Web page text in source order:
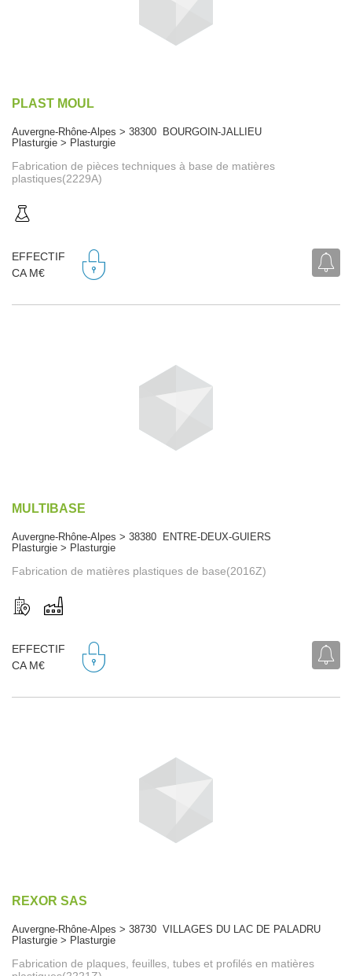
PLAST MOUL
Auvergne-Rhône-Alpes > 38300 BOURGOIN-JALLIEU
Plasturgie > Plasturgie
Fabrication de pièces techniques à base de matières
plastiques(2229A)
EFFECTIF
CA M€
MULTIBASE
Auvergne-Rhône-Alpes > 38380 ENTRE-DEUX-GUIERS
Plasturgie > Plasturgie
Fabrication de matières plastiques de base(2016Z)
EFFECTIF
CA M€
REXOR SAS
Auvergne-Rhône-Alpes > 38730 VILLAGES DU LAC DE PALADRU
Plasturgie > Plasturgie
Fabrication de plaques, feuilles, tubes et profilés en matières